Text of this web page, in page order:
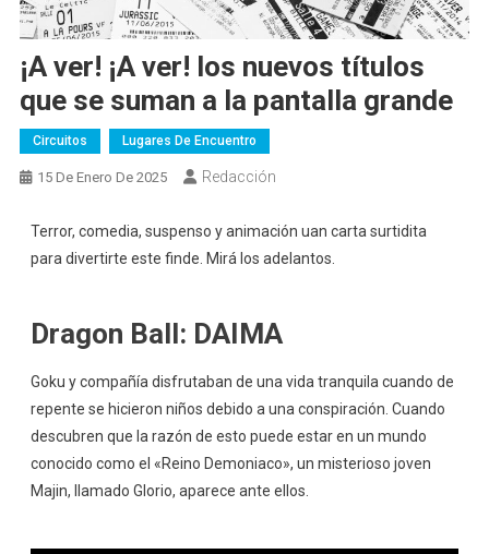
¡A ver! ¡A ver! los nuevos títulos
que se suman a la pantalla grande
Circuitos Lugares De Encuentro
15 De Enero De 2025 Redacción
Terror, comedia, suspenso y animación uan carta surtidita
para divertirte este finde. Mirá los adelantos.
Dragon Ball: DAIMA
Goku y compañía disfrutaban de una vida tranquila cuando de
repente se hicieron niños debido a una conspiración. Cuando
descubren que la razón de esto puede estar en un mundo
conocido como el «Reino Demoniaco», un misterioso joven
Majin, llamado Glorio, aparece ante ellos.